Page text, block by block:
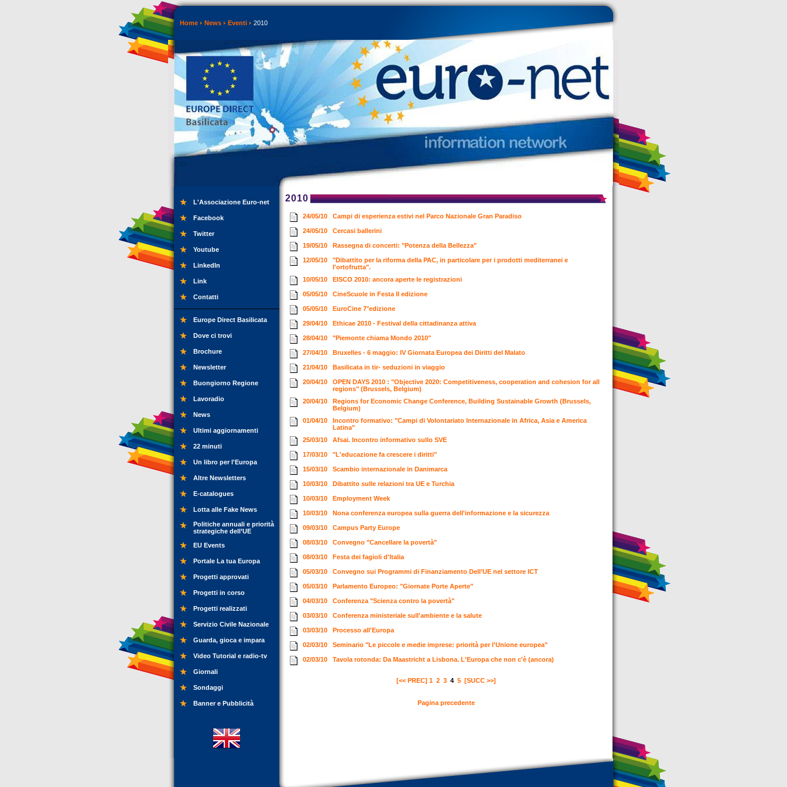
Home News Eventi 2010
L'Associazione Euro-net
Facebook
Twitter
Youtube
LinkedIn
Link
Contatti
Europe Direct Basilicata
Dove ci trovi
Brochure
Newsletter
Buongiorno Regione
Lavoradio
News
Ultimi aggiornamenti
22 minuti
Un libro per l'Europa
Altre Newsletters
E-catalogues
Lotta alle Fake News
Politiche annuali e priorità
strategiche dell’UE
EU Events
Portale La tua Europa
Progetti approvati
Progetti in corso
Progetti realizzati
Servizio Civile Nazionale
Guarda, gioca e impara
Video Tutorial e radio-tv
Giornali
Sondaggi
Banner e Pubblicità
2010
24/05/10 Campi di esperienza estivi nel Parco Nazionale Gran Paradiso
24/05/10 Cercasi ballerini
19/05/10 Rassegna di concerti: "Potenza della Bellezza"
12/05/10
"Dibattito per la riforma della PAC, in particolare per i prodotti mediterranei e
l'ortofrutta".
10/05/10
EISCO 2010: ancora aperte le registrazioni
05/05/10 CineScuole in Festa II edizione
05/05/10 EuroCine 7°edizione
29/04/10 Ethicae 2010 - Festival della cittadinanza attiva
28/04/10 "Piemonte chiama Mondo 2010"
27/04/10 Bruxelles - 6 maggio: IV Giornata Europea dei Diritti del Malato
21/04/10 Basilicata in tir- seduzioni in viaggio
20/04/10
OPEN DAYS 2010 : "Objective 2020: Competitiveness, cooperation and cohesion for all
regions" (Brussels, Belgium)
20/04/10
Regions for Economic Change Conference, Building Sustainable Growth (Brussels,
Belgium)
01/04/10
Incontro formativo: "Campi di Volontariato Internazionale in Africa, Asia e America
Latina"
25/03/10
Afsai. Incontro informativo sullo SVE
17/03/10 "L'educazione fa crescere i diritti"
15/03/10 Scambio internazionale in Danimarca
10/03/10 Dibattito sulle relazioni tra UE e Turchia
10/03/10 Employment Week
10/03/10 Nona conferenza europea sulla guerra dell'informazione e la sicurezza
09/03/10 Campus Party Europe
08/03/10 Convegno "Cancellare la povertà"
08/03/10 Festa dei fagioli d'Italia
05/03/10 Convegno sui Programmi di Finanziamento Dell’UE nel settore ICT
05/03/10 Parlamento Europeo: "Giornate Porte Aperte"
04/03/10 Conferenza "Scienza contro la povertà"
03/03/10 Conferenza ministeriale sull'ambiente e la salute
03/03/10 Processo all'Europa
02/03/10 Seminario "Le piccole e medie imprese: priorità per l'Unione europea"
02/03/10 Tavola rotonda: Da Maastricht a Lisbona. L'Europa che non c'è (ancora)
[<< PREC] 1 2 3 4 5 [SUCC >>]
Pagina precedente